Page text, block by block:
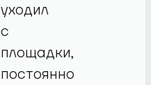
уходил
с
площадки,
постоянно